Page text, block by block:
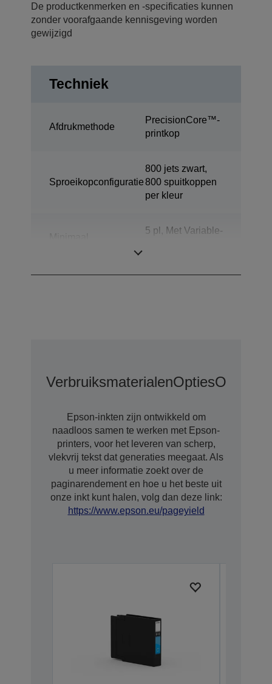
De productkenmerken en -specificaties kunnen
zonder voorafgaande kennisgeving worden
gewijzigd
Techniek
Afdrukmethode
PrecisionCore™-
printkop
Sproeikopconfiguratie
800 jets zwart,
800 spuitkoppen
per kleur
5 pl, Met Variable-
VerbruiksmaterialenOptiesOpties
Epson-inkten zijn ontwikkeld om
naadloos samen te werken met Epson-
printers, voor het leveren van scherp,
vlekvrij tekst dat generaties meegaat. Als
u meer informatie zoekt over de
paginarendement en hoe u het beste uit
onze inkt kunt halen, volg dan deze link:
https://www.epson.eu/pageyield